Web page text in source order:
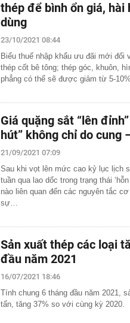
thép để bình ổn giá,
dùng
23/10/2021 08:44
Biểu thuế nhập khẩu ưu đãi mới đối
thép cốt bê tông; thép góc, khuôn,
phẳng có thể sẽ được giảm từ 5-
Giá quặng sắt “lên
hút” không chỉ do cung
21/09/2021 07:09
Sau khi vọt lên mức cao kỷ lục lịch
tuần qua lao dốc trong trạng thái
nào liên quan đến các nguyên tắc
sự…
Sản xuất thép các loại
đầu năm 2021
16/07/2021 18:46
Tính chung 6 tháng đầu năm 2021,
tấn, tăng 37% so với cùng kỳ 2020.